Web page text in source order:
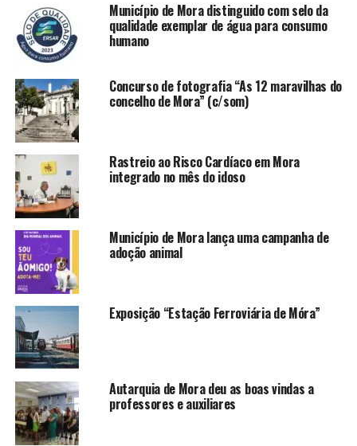
Município de Mora distinguido com selo da
qualidade exemplar de água para consumo
humano
Concurso de fotografia “As 12 maravilhas do
concelho de Mora” (c/som)
Rastreio ao Risco Cardíaco em Mora
integrado no mês do idoso
Município de Mora lança uma campanha de
adoção animal
Exposição “Estação Ferroviária de Móra”
Autarquia de Mora deu as boas vindas a
professores e auxiliares